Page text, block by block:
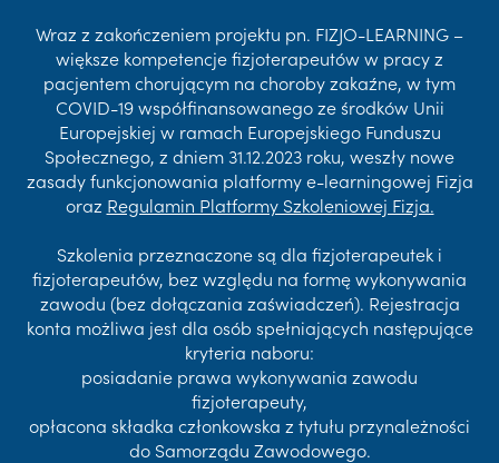
Wraz z zakończeniem projektu pn. FIZJO-LEARNING –
większe kompetencje fizjoterapeutów w pracy z
pacjentem chorującym na choroby zakaźne, w tym
COVID-19 współfinansowanego ze środków Unii
Europejskiej w ramach Europejskiego Funduszu
Społecznego, z dniem 31.12.2023 roku, weszły nowe
zasady funkcjonowania platformy e-learningowej Fizja
oraz Regulamin Platformy Szkoleniowej Fizja.
Szkolenia przeznaczone są dla fizjoterapeutek i
fizjoterapeutów, bez względu na formę wykonywania
zawodu (bez dołączania zaświadczeń). Rejestracja
konta możliwa jest dla osób spełniających następujące
kryteria naboru:
posiadanie prawa wykonywania zawodu
fizjoterapeuty,
opłacona składka członkowska z tytułu przynależności
do Samorządu Zawodowego.